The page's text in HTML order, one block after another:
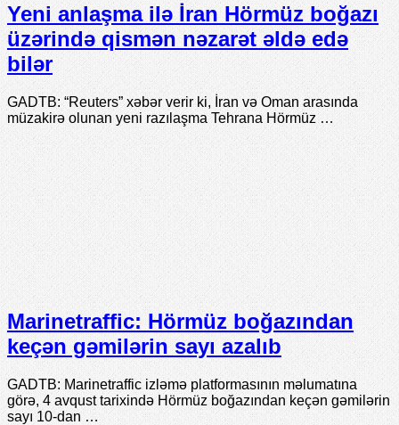
Yeni anlaşma ilə İran Hörmüz boğazı
üzərində qismən nəzarət əldə edə
bilər
GADTB: “Reuters” xəbər verir ki, İran və Oman arasında
müzakirə olunan yeni razılaşma Tehrana Hörmüz …
Marinetraffic: Hörmüz boğazından
keçən gəmilərin sayı azalıb
GADTB: Marinetraffic izləmə platformasının məlumatına
görə, 4 avqust tarixində Hörmüz boğazından keçən gəmilərin
sayı 10-dan …